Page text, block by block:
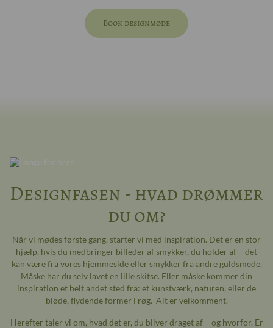
Book designmøde
Designfasen - hvad drømmer
du om?
Når vi mødes første gang, starter vi med inspiration. Det er en stor
hjælp, hvis du medbringer billeder af smykker, du holder af – det
kan være fra vores hjemmeside eller smykker fra andre guldsmede.
Måske har du selv lavet en lille skitse. Eller måske kommer din
inspiration et helt andet sted fra: et kunstværk, naturen, eller de
bløde, flydende former i røg. Alt er velkomment.
Herefter taler vi om, hvad det er, du bliver draget af – og hvorfor. Er